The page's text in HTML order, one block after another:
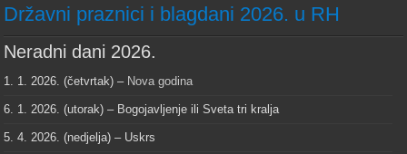
Državni praznici i blagdani 2026. u RH
Neradni dani 2026.
1. 1. 2026. (četvrtak) – Nova godina
6. 1. 2026. (utorak) – Bogojavljenje ili Sveta tri kralja
5. 4. 2026. (nedjelja) – Uskrs